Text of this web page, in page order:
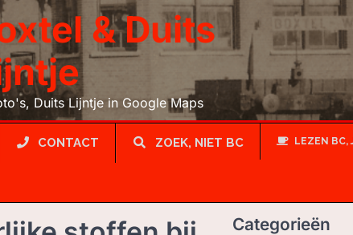
& Duits
Duits Lijntje in Google Maps
CONTACT ZOEK, NIET BC LEZEN BC,
Categorieën